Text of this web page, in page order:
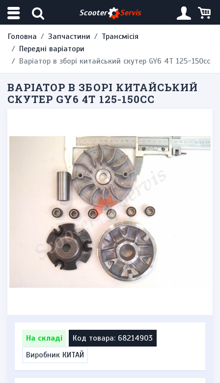
Scooter Servis
Головна Запчастини
Трансмісія
Передні варіатори
Варіатор в зборі китайський скутер GY6 4Т 125-150сс
ВАРІАТОР В ЗБОРІ КИТАЙСЬКИЙ
СКУТЕР GY6 4Т 125-150СС
На складі
Код товара: 68214903
Виробник КИТАЙ